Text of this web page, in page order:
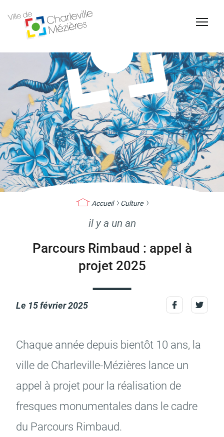
Billetterie Théâtre Espace Famille
Carte d'identité /
Naissance et
reconnaissance d'un
Actes d'état civil Citoyenneté
Marchés publics
Signaler un problème sur
Accueil Culture
il y a un an
Parcours Rimbaud : appel à
projet 2025
Le 15 février 2025
Chaque année depuis bien­tôt 10 ans, la
ville de Char­le­ville-Mézières lance un
appel à projet pour la réali­sa­tion de
fresques monu­men­tales dans le cadre
du Parcours Rimbaud.